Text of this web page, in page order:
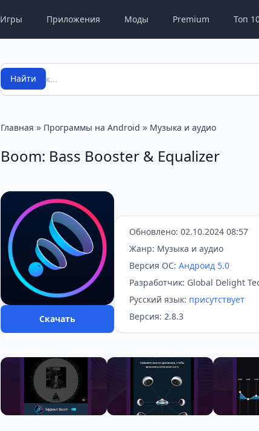
Игры Приложения Моды Premium Топ
Поиск
Найти
Главная » Программы на Android » Музыка и аудио
Boom: Bass Booster & Equalizer
Скачать
Обновлено: 02.10.2024 08:57
Жанр: Музыка и аудио
Версия ОС: Андроид 5.0
Разработчик: Global Delight
Русский язык: присутствует
Версия: 2.8.3